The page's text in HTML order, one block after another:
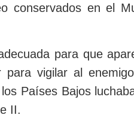
conservados en el
para que
para vigilar al
Países Bajos
II.